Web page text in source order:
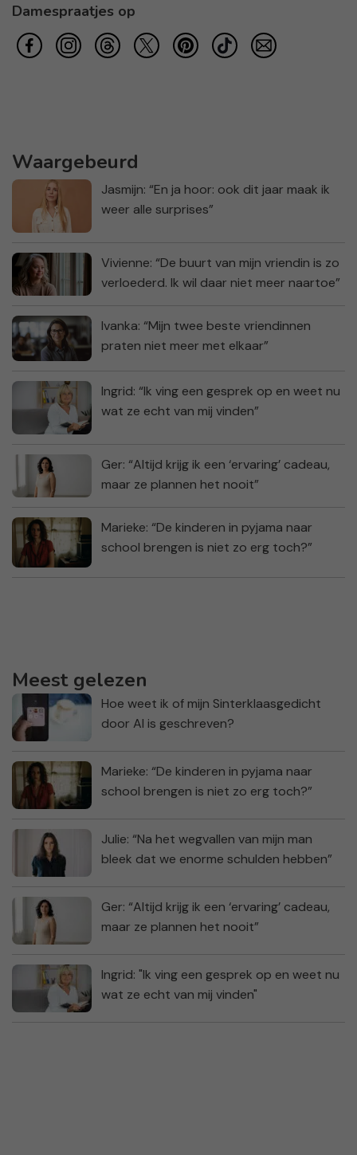
Damespraatjes op
Waargebeurd
Jasmijn: “En ja hoor: ook dit jaar maak ik
weer alle surprises”
Vivienne: “De buurt van mijn vriendin is zo
verloederd. Ik wil daar niet meer naartoe”
Ivanka: “Mijn twee beste vriendinnen
praten niet meer met elkaar”
Ingrid: “Ik ving een gesprek op en weet nu
wat ze echt van mij vinden”
Ger: “Altijd krijg ik een ‘ervaring’ cadeau,
maar ze plannen het nooit”
Marieke: “De kinderen in pyjama naar
school brengen is niet zo erg toch?”
Meest gelezen
Hoe weet ik of mijn Sinterklaasgedicht
door AI is geschreven?
Marieke: “De kinderen in pyjama naar
school brengen is niet zo erg toch?”
Julie: “Na het wegvallen van mijn man
bleek dat we enorme schulden hebben”
Ger: “Altijd krijg ik een ‘ervaring’ cadeau,
maar ze plannen het nooit”
Ingrid: "Ik ving een gesprek op en weet nu
wat ze echt van mij vinden"